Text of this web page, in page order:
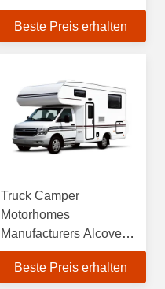
Flachbettfahrzeuge
Beste Preis erhalten
Truck Camper
Motorhomes
Manufacturers Alcove
Optional and Optional
Air Conditioning for
Beste Preis erhalten